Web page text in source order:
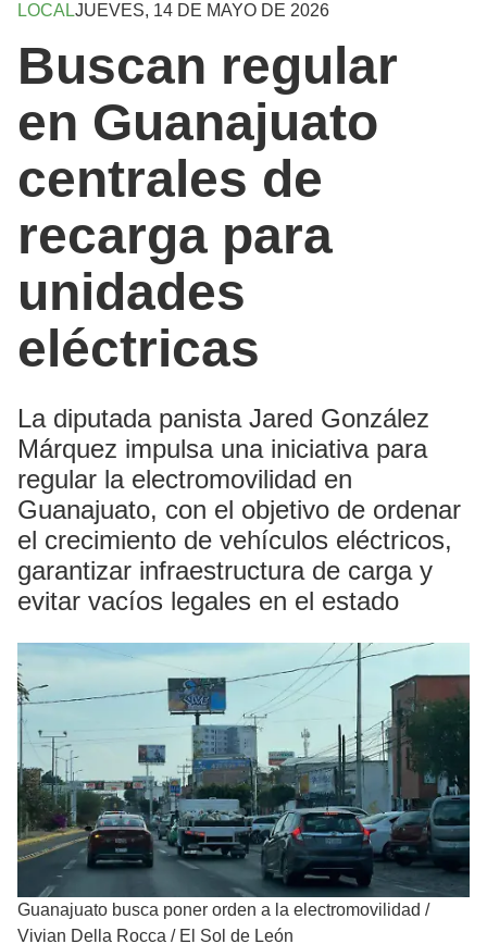
LOCALJUEVES, 14 DE MAYO DE 2026
Buscan regular
en Guanajuato
centrales de
recarga para
unidades
eléctricas
La diputada panista Jared González
Márquez impulsa una iniciativa para
regular la electromovilidad en
Guanajuato, con el objetivo de ordenar
el crecimiento de vehículos eléctricos,
garantizar infraestructura de carga y
evitar vacíos legales en el estado
Guanajuato busca poner orden a la electromovilidad /
Vivian Della Rocca / El Sol de León